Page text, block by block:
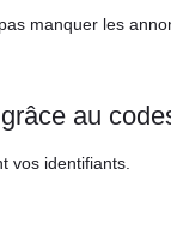
manquer les
au
vos identifiants.